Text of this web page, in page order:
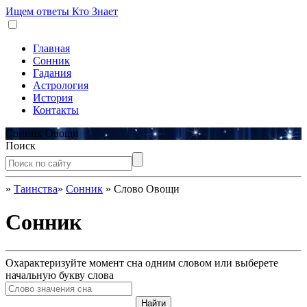
Ищем ответы Кто Знает
Главная
Сонник
Гадания
Астрология
История
Контакты
Сонник Овощи
Поиск
» Таинства» Сонник » Слово Овощи
Сонник
Охарактеризуйте момент сна одним словом или выберете
начальную букву слова